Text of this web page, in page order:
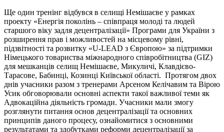
Ще один тренінг відбувся в селищі Немішаєве у рамках
проекту «Енергія поколінь – співпраця молоді та людей
старшого віку задля децентралізації» Програми для України з
розширення прав і можливостей на місцевому рівні,
підзвітності та розвитку «U-LEAD з Європою» за підтримки
Німецького товариства міжнародного співробітництва (GIZ)
для мешканців селищ Немішаєве, Микуличі, Клавдієво-
Тарасове, Бабинці, Козинці Київської області. Протягом двох
днів учасники разом з тренерами Арсеном Келічавим та Вірою
Усик обговорювали основні аспекти такої важливої теми як
Адвокаційна діяльність громади. Учасники мали змогу
розглянути питання основ децентралізації та основних
принципів даного процесу, ознайомитися з основними
результатами та здобутками реформи децентралізації за